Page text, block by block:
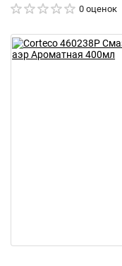
0 оценок